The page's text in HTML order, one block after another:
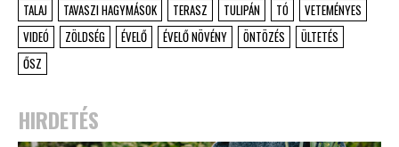
TALAJ
TAVASZI HAGYMÁSOK TERASZ TULIPÁN TÓ
VETEMÉNYES
VIDEÓ
ZÖLDSÉG ÉVELŐ ÉVELŐ NÖVÉNY ÖNTÖZÉS
ÜLTETÉS
ŐSZ
HIRDETÉS